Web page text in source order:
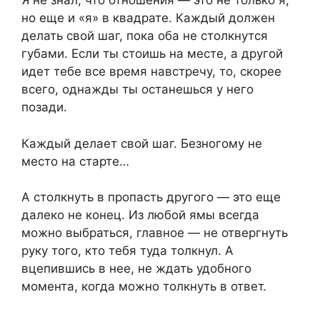
но еще и «я» в квадрате. Каждый должен
делать свой шаг, пока оба не столкнутся
губами. Если ты стоишь на месте, а другой
идет тебе все время навстречу, то, скорее
всего, однажды ты останешься у него
позади.
Каждый делает свой шаг. Безногому не
место на старте…
А столкнуть в пропасть другого — это еще
далеко не конец. Из любой ямы всегда
можно выбраться, главное — не отвергнуть
руку того, кто тебя туда толкнул. А
вцепившись в нее, не ждать удобного
момента, когда можно толкнуть в ответ.